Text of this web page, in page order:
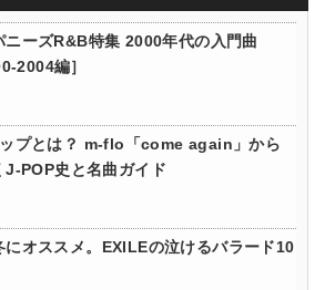
ニーズR&B特集 2000年代の入門曲
2004編］
プとは？ m-flo「come again」から
J-POP史と名曲ガイド
にオススメ。EXILEの泣けるバラード10